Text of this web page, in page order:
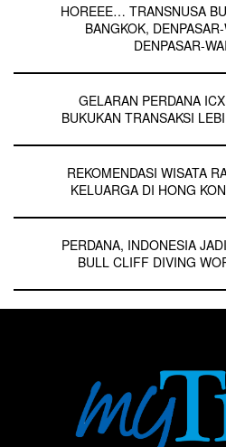
HOREEE… TRANSNUSA
BANGKOK,
DENPASAR-
GELARAN PERDANA
BUKUKAN TRANSAKSI
REKOMENDASI WISATA
KELUARGA DI HONG
PERDANA, INDONESIA
BULL CLIFF DIVING